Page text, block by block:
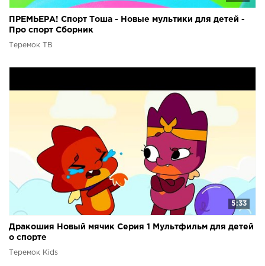
ПРЕМЬЕРА! Спорт Тоша - Новые мультики для детей -
Про спорт Сборник
Теремок ТВ
5:33
Дракошия Новый мячик Серия 1 Мультфильм для детей
о спорте
Теремок Kids